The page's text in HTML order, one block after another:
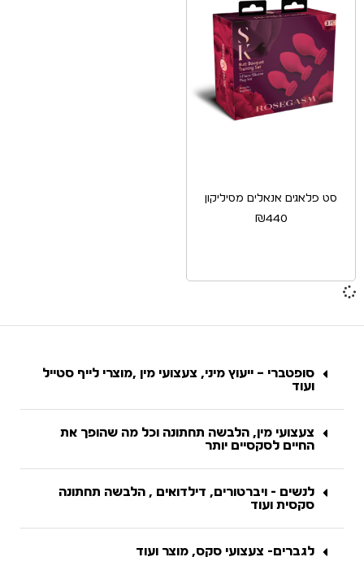
סט פלאגים אנאלים מסיליקון
₪440
סופטברי – ייעוץ מיני, צעצועי מין ,מוצרי לייף סטייל
ועוד
צעצועי מין, הלבשה תחתונה וכל מה שהופך את
החיים לסקסיים יותר
לנשים - ויברטורים, דילדואים , הלבשה תחתונה
סקסית ועוד
לגברים- צעצועי סקס, מוצר ועוד